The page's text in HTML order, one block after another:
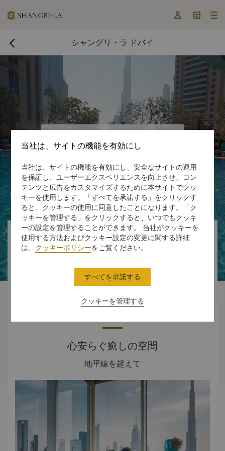
  
 シャングリ・ラ ドバイ
 
 
ダイニング

体験

心安らぐ癒しの空間
地平線を超えて
当社は、サイトの機能を有効にし
当社は、サイトの機能を有効にし、安全なサイトの運用
を保証し、ユーザーエクスペリエンスを向上させ、コン
テンツと広告をカスタマイズするために本サイトでクッ
キーを使用します。「すべてを承諾する」をクリックす
ると、クッキーの使用に同意したことになります。「ク
ッキーを管理する」をクリックすると、いつでもクッキ
ーの設定を管理することができます。 当社がクッキーを
使用する方法およびクッキー設定の変更に関する詳細
は、 クッキーポリシーをご覧ください。
クッキーを管理する
すべてを承諾する